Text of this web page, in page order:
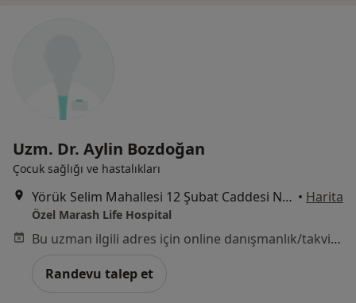
Uzm. Dr. Aylin Bozdoğan
Çocuk sağlığı ve hastalıkları
Yörük Selim Mahallesi 12 Şubat Caddesi No: 11, Kahramanmaraş • Harita
Özel Marash Life Hospital
Bu uzman ilgili adres için online danışmanlık/takvim sunmuyor.
Randevu talep et